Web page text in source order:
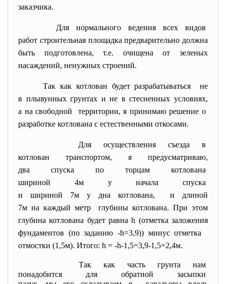
заказчика.
Для нормального ведения всех видов
работ строительная площадка предварительно должна
быть подготовлена, т.е. очищена от зеленых
насаждений, ненужных строений.
Так как котлован будет разрабатываться не
в плывунных грунтах и не в стесненных условиях,
а на свободной территории, я принимаю решение о
разработке котлована с естественными откосами.
Для осуществления съезда в
котлован транспортом, я предусматриваю,
два спуска по торцам котлована
шириной 4м у начала спуска
и шириной 7м у дна котлована, и длиной
7м на каждый метр глубины котлована. При этом
глубина котлована будет равна h (отметка заложения
фундаментов (по заданию -h=3,9)) минус отметка
отмостки (1,5м). Итого: h = -h-1,5=3,9-1,5=2,4м.
Так как часть грунта нам
понадобится для обратной засыпки